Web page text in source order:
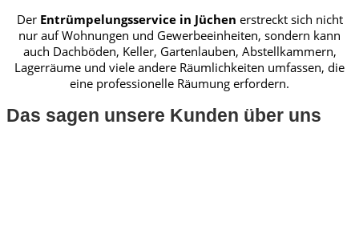
Der Entrümpelungsservice in Jüchen erstreckt sich nicht
nur auf Wohnungen und Gewerbeeinheiten, sondern kann
auch Dachböden, Keller, Gartenlauben, Abstellkammern,
Lagerräume und viele andere Räumlichkeiten umfassen, die
eine professionelle Räumung erfordern.
Das sagen unsere Kunden über uns